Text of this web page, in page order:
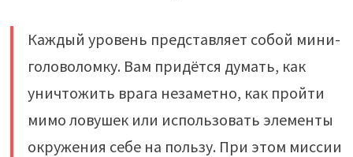
Каждый уровень представляет собой мини-
головоломку. Вам придётся думать, как
уничтожить врага незаметно, как пройти
мимо ловушек или использовать элементы
окружения себе на пользу. При этом миссии